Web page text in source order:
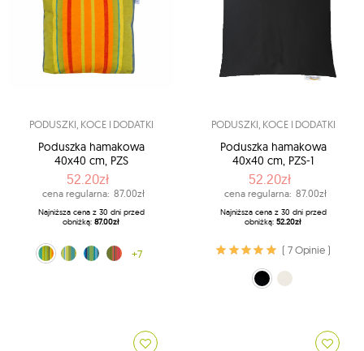
PODUSZKI, KOCE I DODATKI
Poduszka hamakowa
40x40 cm, PZS
52.20zł
cena regularna: 87.00zł
Najniższa cena z 30 dni przed
obniżką: 87.00zł
Kuna Yala (188)
lemon (204)
niebieski (242)
tęczowy (272)
+7
PODUSZKI, KOCE I DODATKI
Poduszka hamakowa
40x40 cm, PZS-1
52.20zł
cena regularna: 87.00zł
Najniższa cena z 30 dni przed
obniżką: 52.20zł
( 7 Opinie )
czarny (10)ecru (209)